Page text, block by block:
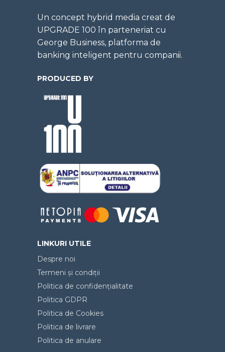
Un concept hybrid media creat de
UPGRADE 100 în parteneriat cu
George Business, platforma de
banking inteligent pentru companii.
PRODUCED BY
LINKURI UTILE
Despre noi
Termeni și condiții
Politica de confidențialitate
Politica GDPR
Politica de Cookies
Politica de livrare
Politica de anulare